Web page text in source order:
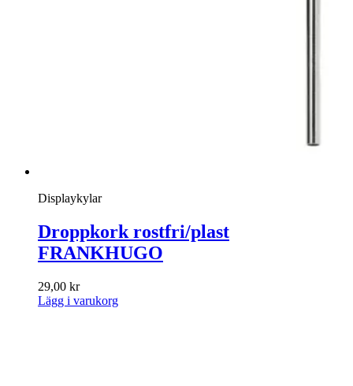
Displaykylar
Droppkork rostfri/plast
FRANKHUGO
29,00 kr
Lägg i varukorg